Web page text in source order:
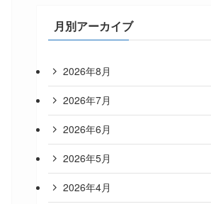
月別アーカイブ
2026年8月
2026年7月
2026年6月
2026年5月
2026年4月